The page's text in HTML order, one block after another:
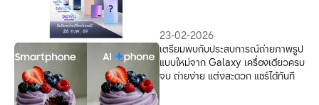
23-02-2026
เตรียมพบกับประสบการณ์ถ่ายภาพรูป
แบบใหม่จาก Galaxy เครื่องเดียวครบ
จบ ถ่ายง่าย แต่งสะดวก แชร์ได้ทันที